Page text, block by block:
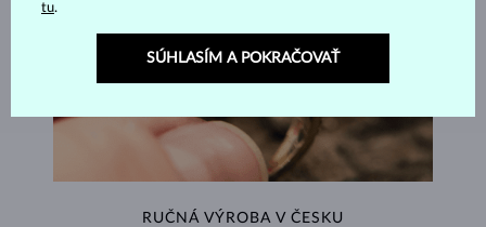
RUČNÁ VÝROBA V ČESKU
tu.
SÚHLASÍM A POKRAČOVAŤ